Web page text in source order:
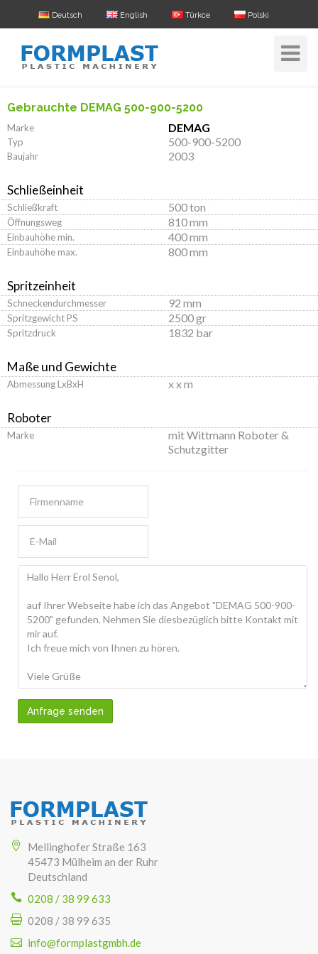
Deutsch English Türkce Polski
Toggle
Gebrauchte DEMAG 500-900-5200
Marke DEMAG
Typ 500-900-5200
Baujahr 2003
Schließeinheit
Schließkraft 500 ton
Öffnungsweg 810 mm
Einbauhöhe min. 400 mm
Einbauhöhe max. 800 mm
Spritzeinheit
Schneckendurchmesser 92 mm
Spritzgewicht PS 2500 gr
Spritzdruck 1832 bar
Maße und Gewichte
Abmessung LxBxH x x m
Roboter
Marke
mit Wittmann Roboter &
Schutzgitter
Anfrage senden
Mellinghofer Straße 163
45473 Mülheim an der Ruhr
Deutschland
0208 / 38 99 633
0208 / 38 99 635
info@formplastgmbh.de